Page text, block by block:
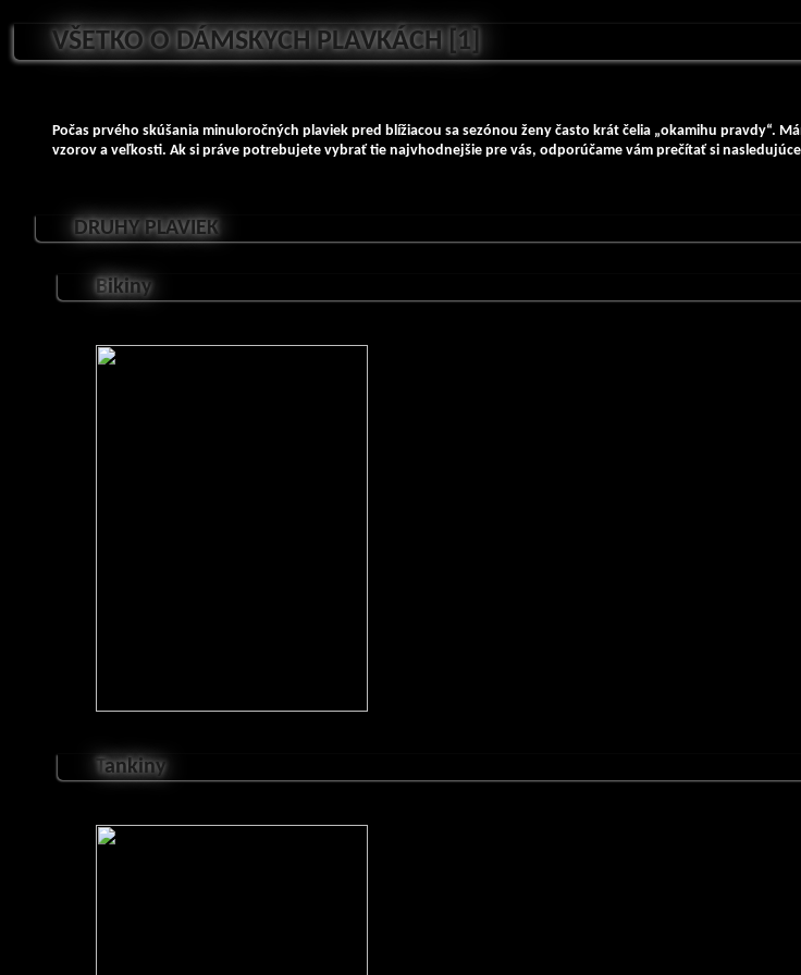
VŠETKO O DÁMSKYCH PLAVKÁCH [1]
Počas prvého skúšania minuloročných plaviek pred blížiacou sa sezónou ženy často krát čelia „okamihu pravdy“.
vzorov a veľkosti. Ak si práve potrebujete vybrať tie najvhodnejšie pre vás, odporúčame vám prečítať si
DRUHY PLAVIEK
Bikiny
Tankiny